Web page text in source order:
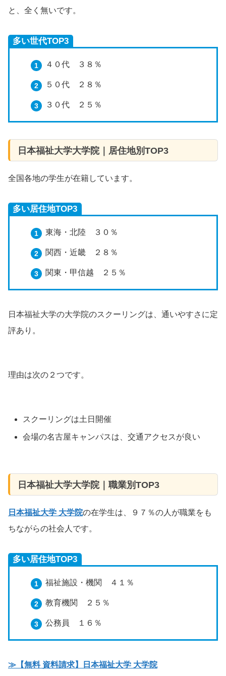
と、全く無いです。
多い世代TOP3
４０代 ３８％
５０代 ２８％
３０代 ２５％
日本福祉大学大学院｜居住地別TOP3
全国各地の学生が在籍しています。
多い居住地TOP3
東海・北陸 ３０％
関西・近畿 ２８％
関東・甲信越 ２５％
日本福祉大学の大学院のスクーリングは、通いやすさに定
評あり。
理由は次の２つです。
スクーリングは土日開催
会場の名古屋キャンパスは、交通アクセスが良い
日本福祉大学大学院｜職業別TOP3
日本福祉大学 大学院の在学生は、９７％の人が職業をも
ちながらの社会人です。
多い居住地TOP3
福祉施設・機関 ４１％
教育機関 ２５％
公務員 １６％
≫【無料 資料請求】日本福祉大学 大学院